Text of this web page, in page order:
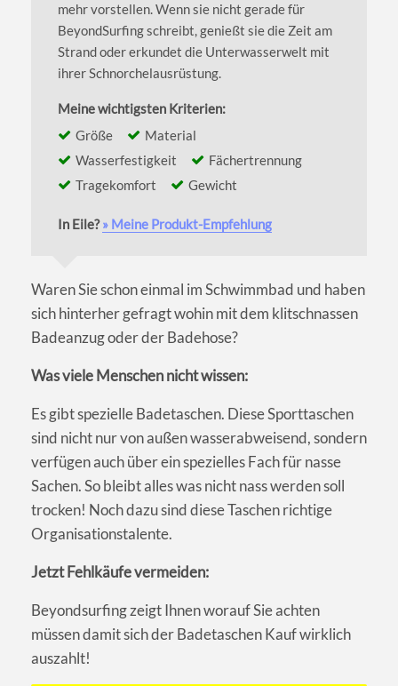
mehr vorstellen. Wenn sie nicht gerade für
BeyondSurfing schreibt, genießt sie die Zeit am
Strand oder erkundet die Unterwasserwelt mit
ihrer Schnorchelausrüstung.
Meine wichtigsten Kriterien:
Größe
Material
Wasserfestigkeit
Fächertrennung
Tragekomfort
Gewicht
In Eile?» Meine Produkt-Empfehlung
Waren Sie schon einmal im Schwimmbad und haben
sich hinterher gefragt wohin mit dem klitschnassen
Badeanzug oder der Badehose?
Was viele Menschen nicht wissen:
Es gibt spezielle Badetaschen. Diese Sporttaschen
sind nicht nur von außen wasserabweisend, sondern
verfügen auch über ein spezielles Fach für nasse
Sachen. So bleibt alles was nicht nass werden soll
trocken! Noch dazu sind diese Taschen richtige
Organisationstalente.
Jetzt Fehlkäufe vermeiden:
Beyondsurfing zeigt Ihnen worauf Sie achten
müssen damit sich der Badetaschen Kauf wirklich
auszahlt!